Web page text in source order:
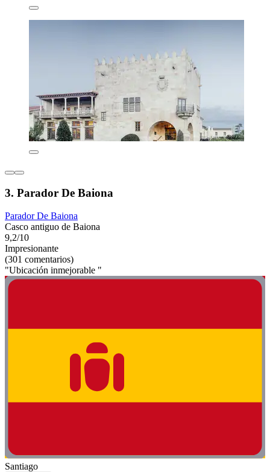
3. Parador De Baiona
Parador De Baiona
Casco antiguo de Baiona
9,2/10
Impresionante
(301 comentarios)
"Ubicación inmejorable "
Santiago